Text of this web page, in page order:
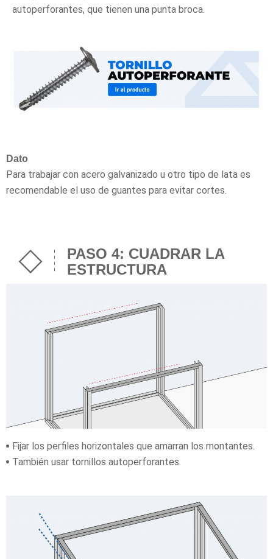
autoperforantes, que tienen una punta broca.
Dato
Para trabajar con acero galvanizado u otro tipo de lata es
recomendable el uso de guantes para evitar cortes.
PASO 4: CUADRAR LA
ESTRUCTURA
Fijar los perfiles horizontales que amarran los montantes.
También usar tornillos autoperforantes.